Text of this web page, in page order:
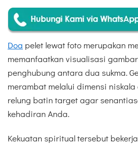
Doa pelet lewat foto merupakan
memanfaatkan visualisasi
penghubung antara dua sukma.
merambat melalui dimensi niskala
relung batin target agar
kehadiran Anda.
Kekuatan spiritual tersebut